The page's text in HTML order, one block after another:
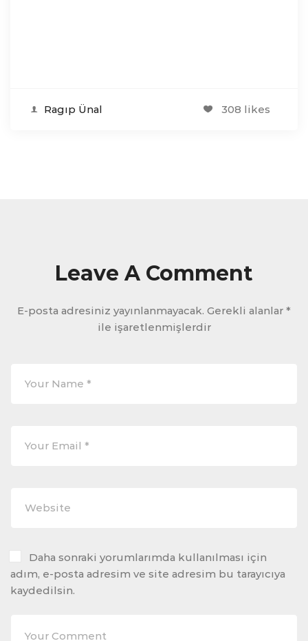
Ragıp Ünal 308 likes
Leave A Comment
E-posta adresiniz yayınlanmayacak. Gerekli alanlar *
ile işaretlenmişlerdir
Daha sonraki yorumlarımda kullanılması için
adım, e-posta adresim ve site adresim bu tarayıcıya
kaydedilsin.